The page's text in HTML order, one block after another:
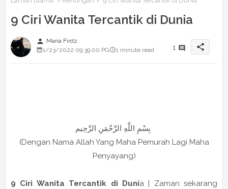
9 Ciri Wanita Tercantik di Dunia
person Maria Firdz
1/23/2022 09:39:00 PG
1 minute read 1 share
(Dengan Nama Allah Yang Maha Pemurah Lagi Maha
Penyayang)
9 Ciri Wanita Tercantik di Dunia | Zaman sekarang